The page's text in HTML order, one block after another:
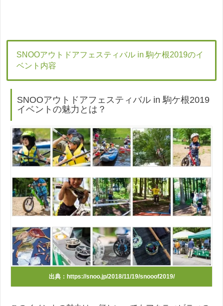
SNOOアウトドアフェスティバル in 駒ケ根2019のイ
ベント内容
SNOOアウトドアフェスティバル in 駒ケ根2019
イベントの魅力とは？
出典：https://snoo.jp/2018/11/19/snooof2019/